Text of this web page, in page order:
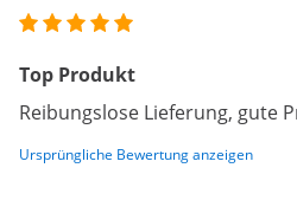
Top Produkt
Reibungslose Lieferung, gute
Ursprüngliche Bewertung anzeigen